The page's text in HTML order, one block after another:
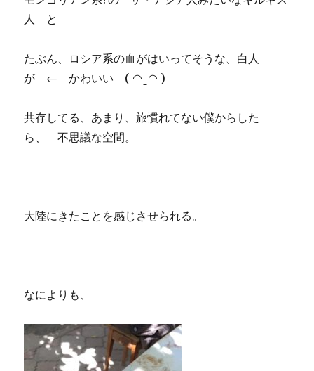
人 と
たぶん、ロシア系の血がはいってそうな、白人
が ← かわいい ( ◠‿◠ )
共存してる、あまり、旅慣れてない僕からした
ら、 不思議な空間。
大陸にきたことを感じさせられる。
なによりも、